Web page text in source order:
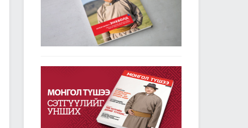
УИХ-ын дарга М.Энхболдын гаргасан зарчмын
зөрүүтэй санал гишүүдийн 72.7 хувийн дэмжлэг
Улсын Их Хурал - Энэ долоо хоногт /2019.01.14-
УИХ-ын энэ долоо хоногийн үйл ажиллагааны
2019/01/21 2372
УИХ-ын чуулганы хуралдааны дэгийн тухай
хуульд нэмэлт оруулах тухай хуулийг баталж,
дөрвөн хуулийн төслийг анхны хэлэлцүүлэгт